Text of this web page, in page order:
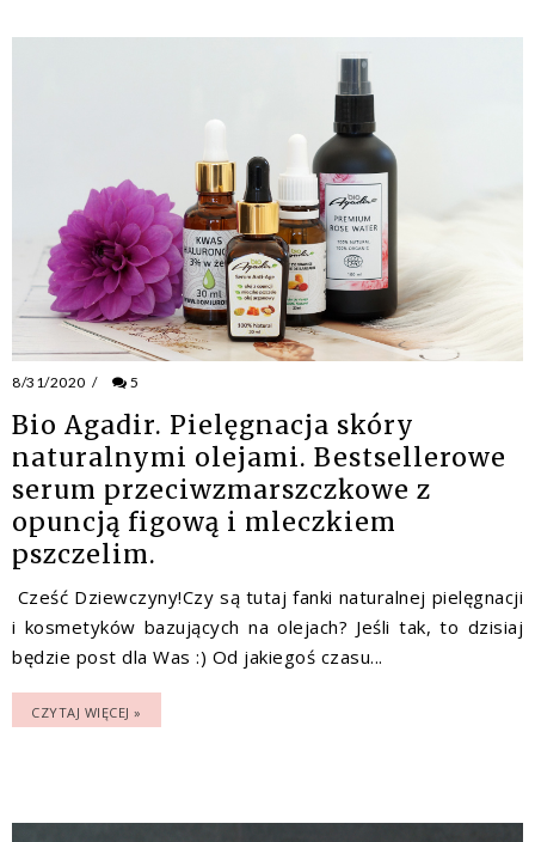
8/31/2020 / 5
Bio Agadir. Pielęgnacja skóry
naturalnymi olejami. Bestsellerowe
serum przeciwzmarszczkowe z
opuncją figową i mleczkiem
pszczelim.
Cześć Dziewczyny!Czy są tutaj fanki naturalnej pielęgnacji
i kosmetyków bazujących na olejach? Jeśli tak, to dzisiaj
będzie post dla Was :) Od jakiegoś czasu...
CZYTAJ WIĘCEJ »